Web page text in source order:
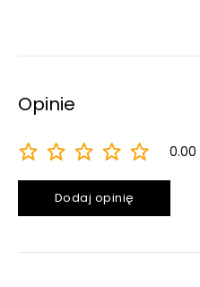
Opinie
0.00
Dodaj opinię